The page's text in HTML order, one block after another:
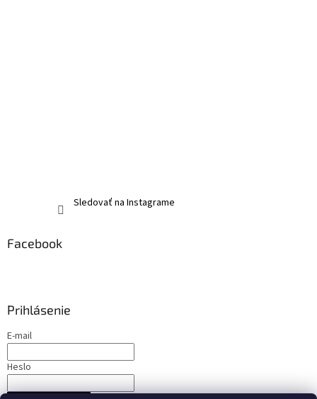
Sledovať na Instagrame
Facebook
Prihlásenie
E-mail
Heslo